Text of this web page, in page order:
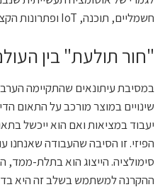
חשמליים, תוכנה, IoT ופתרונות הקצה של סימנס".
"חור תולעת" בין
במסיבת עיתונאים שהתקיימה
שינויים במוצר מורכב על התאום
יעבוד במציאות ואם הוא ייכשל
הפיזי. זו הסיבה שהעבודה שאנחנו
סימולציה. הייצוג הוא בתלת-
ההקרנה למשתמש בשלב זה היא